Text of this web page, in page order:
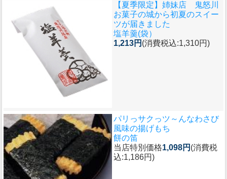
【夏季限定】姉妹店 鬼怒川
お菓子の城から初夏のスイー
ツが届きました
塩羊羹(袋）
1,213円 (消費税込:1,310円)
パリっサクっツ～んなわさび
風味の揚げもち
餅の笛
当店特別価格1,098円 (消費税
込:1,186円)